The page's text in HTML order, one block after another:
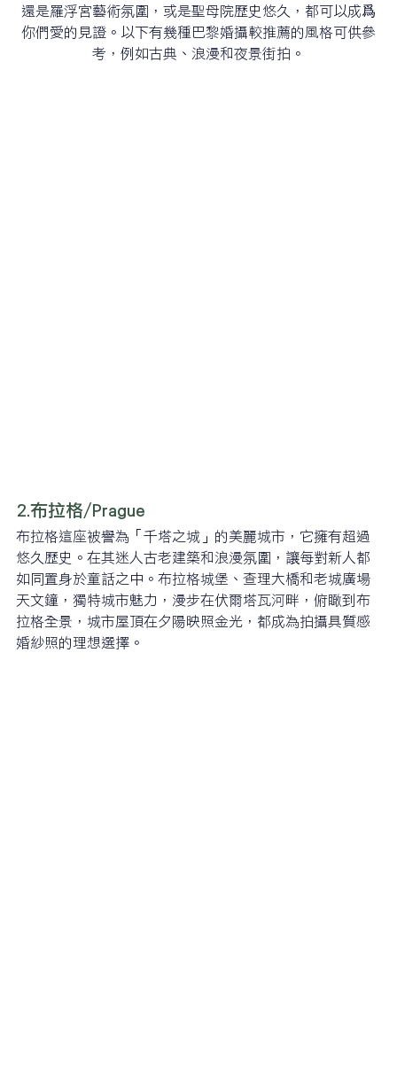
還是羅浮宮藝術氛圍，或是聖母院歷史悠久，都可以成爲
你們愛的見證。以下有幾種巴黎婚攝較推薦的風格可供參
考，例如古典、浪漫和夜景街拍。
2.布拉格/Prague
布拉格這座被譽為「千塔之城」的美麗城市，它擁有超過
悠久歷史。在其迷人古老建築和浪漫氛圍，讓每對新人都
如同置身於童話之中。布拉格城堡、查理大橋和老城廣場
天文鐘，獨特城市魅力，漫步在伏爾塔瓦河畔，俯瞰到布
拉格全景，城市屋頂在夕陽映照金光，都成為拍攝具質感
婚紗照的理想選擇。